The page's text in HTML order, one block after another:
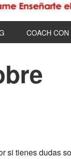
COACH
si tienes dudas